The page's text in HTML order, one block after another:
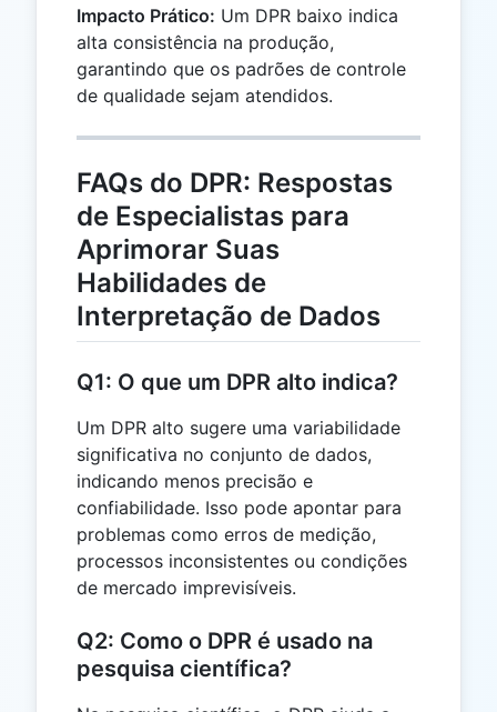
Impacto Prático: Um DPR baixo indica
alta consistência na produção,
garantindo que os padrões de controle
de qualidade sejam atendidos.
FAQs do DPR: Respostas
de Especialistas para
Aprimorar Suas
Habilidades de
Interpretação de Dados
Q1: O que um DPR alto indica?
Um DPR alto sugere uma variabilidade
significativa no conjunto de dados,
indicando menos precisão e
confiabilidade. Isso pode apontar para
problemas como erros de medição,
processos inconsistentes ou condições
de mercado imprevisíveis.
Q2: Como o DPR é usado na
pesquisa científica?